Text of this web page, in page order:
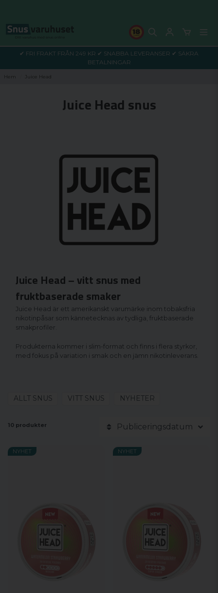
✔ FRI FRAKT FRÅN 249 KR ✔ SNABBA LEVERANSER ✔ SÄKRA
BETALNINGAR
Hem Juice Head
Juice Head snus
Juice Head – vitt snus med
fruktbaserade smaker
Juice Head är ett amerikanskt varumärke inom tobaksfria
nikotinpåsar som kännetecknas av tydliga, fruktbaserade
smakprofiler.
Produkterna kommer i slim-format och finns i flera styrkor,
med fokus på variation i smak och en jämn nikotinleverans.
ALLT SNUS VITT SNUS NYHETER
10 produkter Publiceringsdatum
NYHET NYHET